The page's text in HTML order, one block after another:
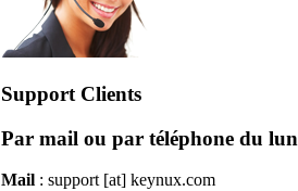
Support Clients
Par mail ou par téléphone du
Mail : support [at] keynux.com